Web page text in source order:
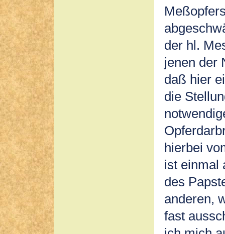
der hl.
jenen der
daß hier
die
hierbei
ist einmal
des
anderen,
fast